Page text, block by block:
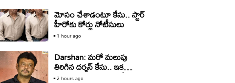
మోసం చేశాడంటూ కేసు.. స్టార్‌
హీరోకు కోర్టు నోటీసులు
1 hour ago
Darshan: మరో మలుపు
తిరిగిన దర్శన్‌ కేసు.. ఇక
బయటకు రావడం కష్టమేనా?
2 hours ago